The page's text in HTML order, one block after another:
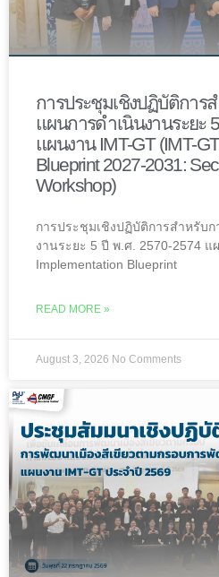
การประชุมเชิงปฏิบัติการ
แผนการดำเนินงานระยะ
แผนงาน IMT-GT (IMT-
Blueprint 2027-2031:
Workshop)
การประชุมเชิงปฏิบัติการสำหรับ
งานระยะ 5 ปี พ.ศ. 2570-2574 แ
Implementation Blueprint
READ MORE »
August 3, 2026 No Comments